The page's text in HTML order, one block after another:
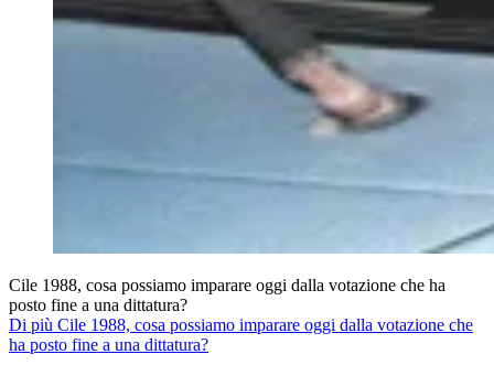
Cile 1988, cosa possiamo imparare oggi dalla votazione che ha
posto fine a una dittatura?
Di più Cile 1988, cosa possiamo imparare oggi dalla votazione che
ha posto fine a una dittatura?